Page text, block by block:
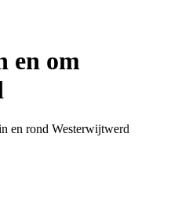
en om
en rond Westerwijtwerd